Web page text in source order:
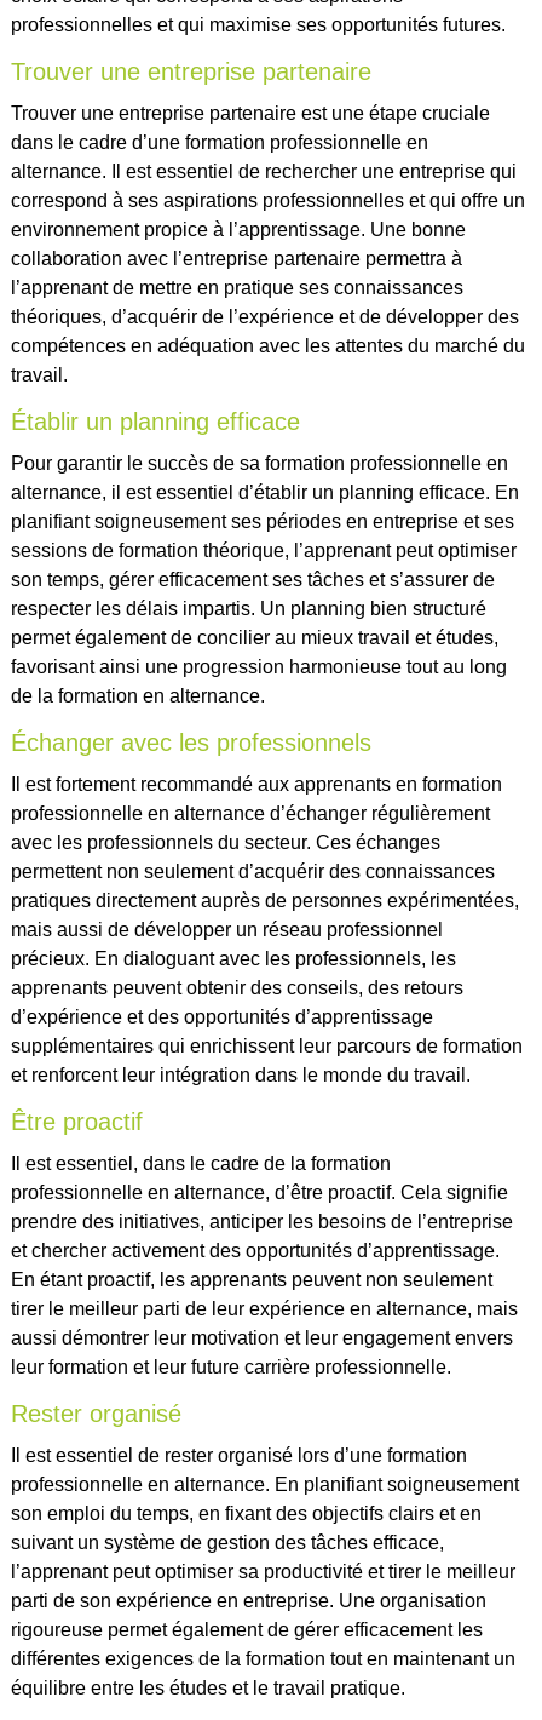
professionnelles et qui maximise ses opportunités futures.
Trouver une entreprise partenaire
Trouver une entreprise partenaire est une étape cruciale
dans le cadre d’une formation professionnelle en
alternance. Il est essentiel de rechercher une entreprise qui
correspond à ses aspirations professionnelles et qui offre un
environnement propice à l’apprentissage. Une bonne
collaboration avec l’entreprise partenaire permettra à
l’apprenant de mettre en pratique ses connaissances
théoriques, d’acquérir de l’expérience et de développer des
compétences en adéquation avec les attentes du marché du
travail.
Établir un planning efficace
Pour garantir le succès de sa formation professionnelle en
alternance, il est essentiel d’établir un planning efficace. En
planifiant soigneusement ses périodes en entreprise et ses
sessions de formation théorique, l’apprenant peut optimiser
son temps, gérer efficacement ses tâches et s’assurer de
respecter les délais impartis. Un planning bien structuré
permet également de concilier au mieux travail et études,
favorisant ainsi une progression harmonieuse tout au long
de la formation en alternance.
Échanger avec les professionnels
Il est fortement recommandé aux apprenants en formation
professionnelle en alternance d’échanger régulièrement
avec les professionnels du secteur. Ces échanges
permettent non seulement d’acquérir des connaissances
pratiques directement auprès de personnes expérimentées,
mais aussi de développer un réseau professionnel
précieux. En dialoguant avec les professionnels, les
apprenants peuvent obtenir des conseils, des retours
d’expérience et des opportunités d’apprentissage
supplémentaires qui enrichissent leur parcours de formation
et renforcent leur intégration dans le monde du travail.
Être proactif
Il est essentiel, dans le cadre de la formation
professionnelle en alternance, d’être proactif. Cela signifie
prendre des initiatives, anticiper les besoins de l’entreprise
et chercher activement des opportunités d’apprentissage.
En étant proactif, les apprenants peuvent non seulement
tirer le meilleur parti de leur expérience en alternance, mais
aussi démontrer leur motivation et leur engagement envers
leur formation et leur future carrière professionnelle.
Rester organisé
Il est essentiel de rester organisé lors d’une formation
professionnelle en alternance. En planifiant soigneusement
son emploi du temps, en fixant des objectifs clairs et en
suivant un système de gestion des tâches efficace,
l’apprenant peut optimiser sa productivité et tirer le meilleur
parti de son expérience en entreprise. Une organisation
rigoureuse permet également de gérer efficacement les
différentes exigences de la formation tout en maintenant un
équilibre entre les études et le travail pratique.